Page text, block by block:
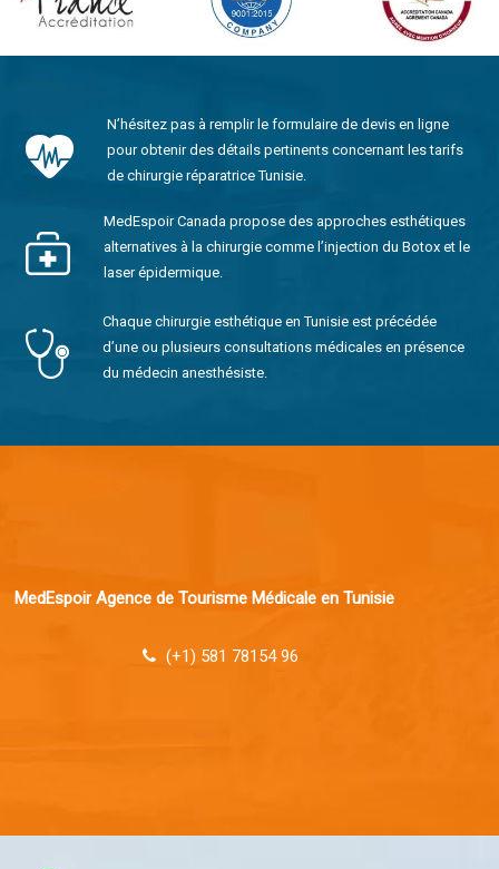
N’hésitez pas à remplir le formulaire de devis en ligne
pour obtenir des détails pertinents concernant les tarifs
de chirurgie réparatrice Tunisie.
MedEspoir Canada propose des approches esthétiques
alternatives à la chirurgie comme l’injection du Botox et le
laser épidermique.
Chaque chirurgie esthétique en Tunisie est précédée
d’une ou plusieurs consultations médicales en présence
du médecin anesthésiste.
MedEspoir Agence de Tourisme Médicale en Tunisie
(+1) 581 78154 96